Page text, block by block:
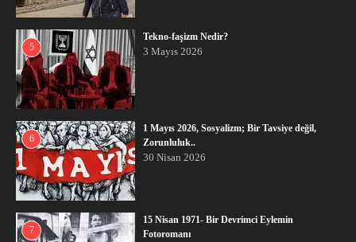
5
Tekno-faşizm Nedir?
3 Mayıs 2026
6
1 Mayıs 2026, Sosyalizm; Bir Tavsiye değil,
Zorunluluk..
30 Nisan 2026
7
15 Nisan 1971- Bir Devrimci Eylemin
Fotoromanı